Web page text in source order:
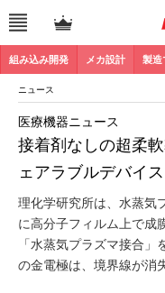
組み込み開発 メカ設計 製造
ニュース
接着剤なしの超柔
ェアラブルデバイ
医療機器ニュース
理化学研究所は、水蒸気
に高分子フィルム上で成
「水蒸気プラズマ接合
の金電極は、境界線が消